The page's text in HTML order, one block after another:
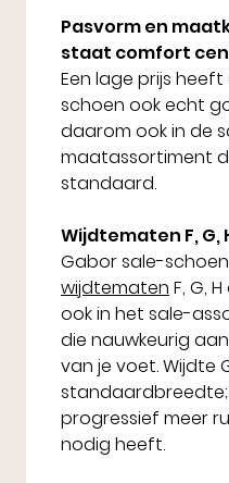
Pasvorm en
staat comfort
Een lage prijs heeft
schoen ook echt
daarom ook in de
maatassortiment
standaard.
Wijdtematen F, G,
Gabor sale-
wijdtematen F, G,
ook in het sale-
die nauwkeurig
van je voet. Wijdte
standaardbreedte;
progressief meer
nodig heeft.